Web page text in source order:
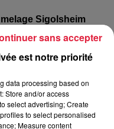
Sigolsheim
est notre priorité
data processing based on
Store and/or access
select advertising; Create
to select personalised
Measure content
sans accepter